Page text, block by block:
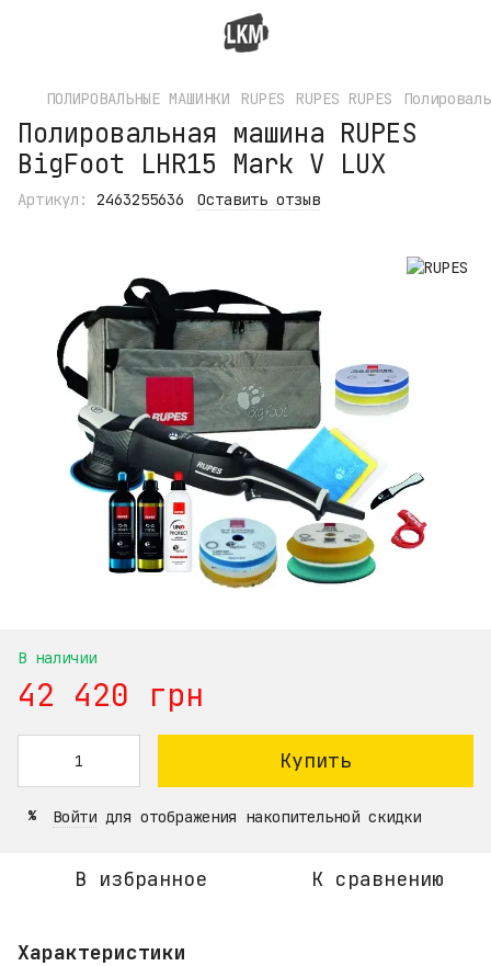
ПОЛИРОВАЛЬНЫЕ МАШИНКИ RUPES RUPES RUPES
Полировальная машина RUPES
BigFoot LHR15 Mark V LUX
Артикул: 2463255636 Оставить отзыв
В наличии
42 420 грн
Купить
% Войти для отображения накопительной скидки
В избранное К сравнению
Характеристики